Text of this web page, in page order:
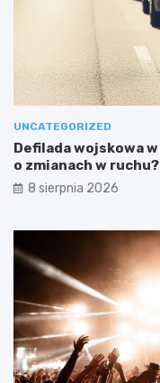
UNCATEGORIZED
Defilada wojskowa
o zmianach w ruchu?
8 sierpnia 2026